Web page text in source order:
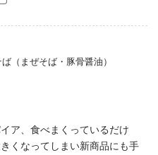
（まぜそば・豚骨醤油）
ア、食べまくっているだけ
くなってしまい新商品にも手